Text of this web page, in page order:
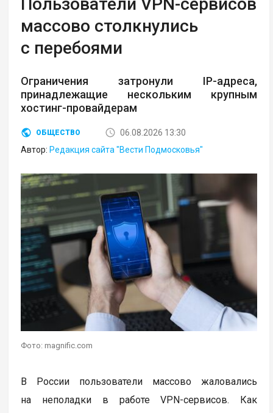
массово столкнулись
с перебоями
Ограничения затронули IP-адреса,
принадлежащие нескольким крупным
хостинг-провайдерам
ОБЩЕСТВО
06.08.2026 13:30
Автор: Редакция сайта "Вести Подмосковья"
Фото: magnific.com
В России пользователи массово жаловались
на неполадки в работе VPN-сервисов. Как